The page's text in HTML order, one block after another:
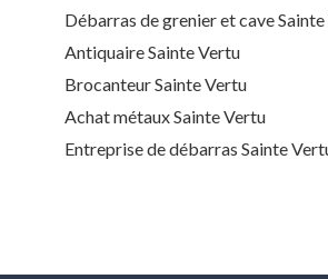
Débarras de grenier et cave
Antiquaire Sainte Vertu
Brocanteur Sainte Vertu
Achat métaux Sainte Vertu
Entreprise de débarras Sainte